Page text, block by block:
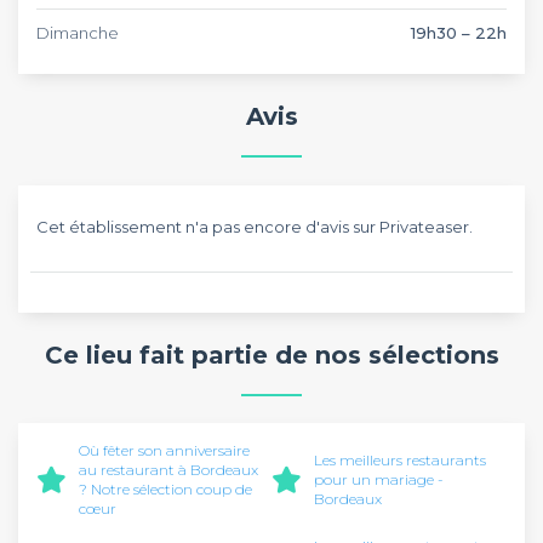
Dimanche 19h30 – 22h
Avis
Cet établissement n'a pas encore d'avis sur Privateaser.
Ce lieu fait partie de nos sélections
Où fêter son anniversaire
au restaurant à Bordeaux
? Notre sélection coup de
cœur
Les meilleurs restaurants
pour un mariage -
Bordeaux